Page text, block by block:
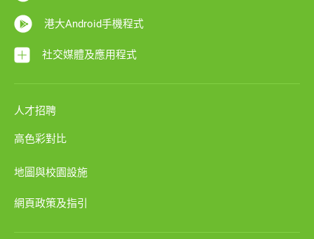
港大Android手機程式
社交媒體及應用程式
人才招聘
高色彩對比
地圖與校園設施
網頁政策及指引